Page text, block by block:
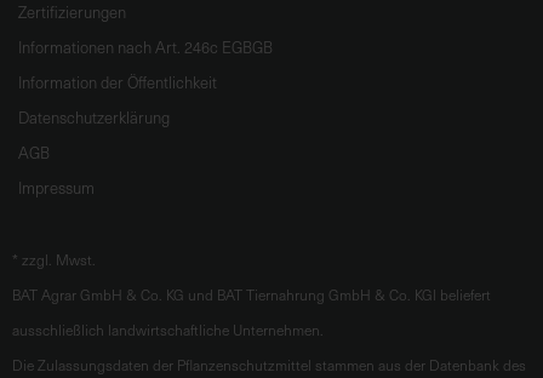
Zertifizierungen
Informationen nach Art. 246c EGBGB
Information der Öffentlichkeit
Datenschutzerklärung
AGB
Impressum
* zzgl. Mwst.
BAT Agrar GmbH & Co. KG und BAT Tiernahrung GmbH & Co. KGl beliefert
ausschließlich landwirtschaftliche Unternehmen.
Die Zulassungsdaten der Pflanzenschutzmittel stammen aus der Datenbank des